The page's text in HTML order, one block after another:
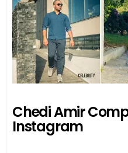
Chedi Amir
Instagram